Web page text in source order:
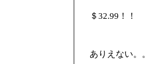
＄32.99！！
ありえない。